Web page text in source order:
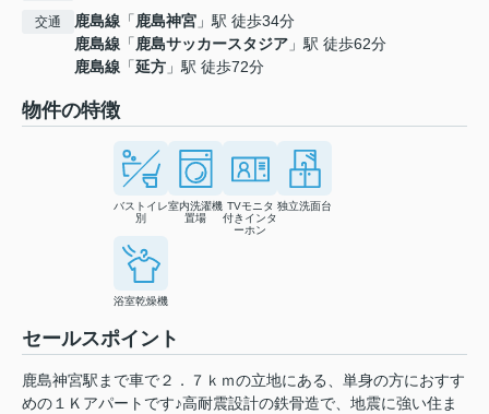
交通 鹿島線 「鹿島神宮 」駅 徒歩34分
鹿島線 「鹿島サッカースタジア 」駅 徒歩62分
鹿島線 「延方 」駅 徒歩72分
物件の特徴
バストイレ
別
室内洗濯機
置場
TVモニタ
付きインタ
ーホン
独立洗面台
浴室乾燥機
セールスポイント
鹿島神宮駅まで車で２．７ｋｍの立地にある、単身の方におすす
めの１Ｋアパートです♪高耐震設計の鉄骨造で、地震に強い住ま